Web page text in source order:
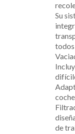
Su
todos
de